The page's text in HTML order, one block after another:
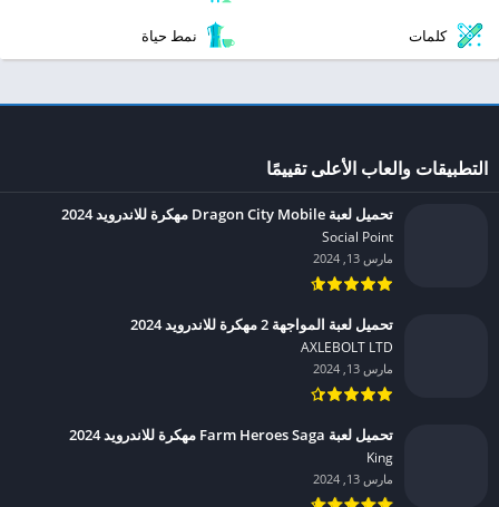
كلمات نمط حياة
التطبيقات والعاب الأعلى تقييمًا
تحميل لعبة Dragon City Mobile مهكرة للاندرويد 2024
Social Point‏
مارس 13, 2024
تحميل لعبة المواجهة 2 مهكرة للاندرويد 2024
AXLEBOLT LTD‏
مارس 13, 2024
تحميل لعبة Farm Heroes Saga مهكرة للاندرويد 2024
King‏
مارس 13, 2024